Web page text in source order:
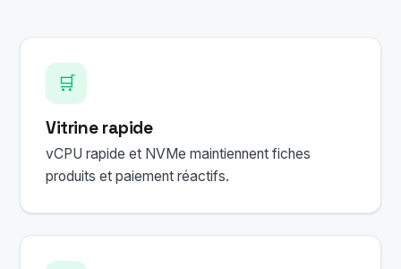
🛒
Vitrine rapide
vCPU rapide et NVMe maintiennent fiches
produits et paiement réactifs.